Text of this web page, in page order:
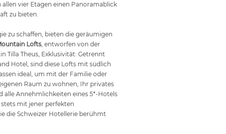
vier Etagen einen Panoramablick
zu bieten.
zu schaffen, bieten die geräumigen
Lofts, entworfen von der
Tilla Theus, Exklusivität: Getrennt
Hotel, sind diese Lofts mit südlich
ideal, um mit der Familie oder
Raum zu wohnen, Ihr privates
alle Annehmlichkeiten eines 5*-Hotels
mit jener perfekten
die Schweizer Hotellerie berühmt